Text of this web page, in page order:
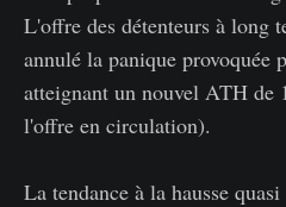
L'offre des détenteurs à long
annulé la panique provoquée
atteignant un nouvel ATH
l'offre en circulation).
La tendance à la hausse